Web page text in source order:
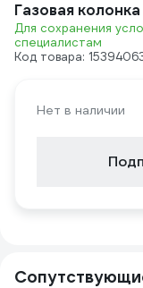
Газовая
Для сохранения
специалистам
Код товара:
Нет в наличии